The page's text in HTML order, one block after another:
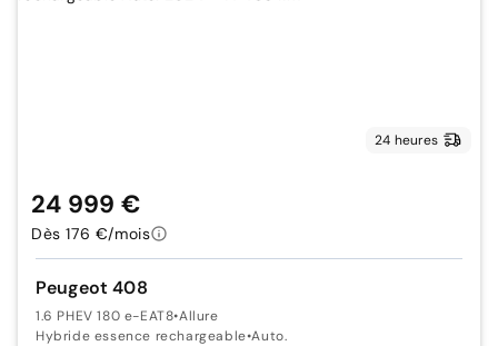
24 heures
Peugeot 408
1.6 PHEV 180 e-EAT8•Allure
Hybride essence rechargeable•Auto.
24 999 €
Dès 176 €/mois